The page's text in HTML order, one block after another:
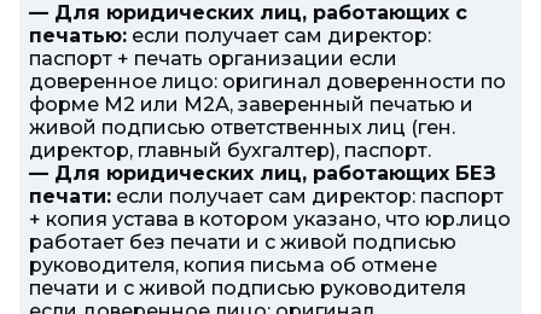
— Для юридических лиц, работающих с
печатью: если получает сам директор:
паспорт + печать организации если
доверенное лицо: оригинал доверенности по
форме М2 или М2А, заверенный печатью и
живой подписью ответственных лиц (ген.
директор, главный бухгалтер), паспорт.
— Для юридических лиц, работающих БЕЗ
печати: если получает сам директор: паспорт
+ копия устава в котором указано, что юр.лицо
работает без печати и с живой подписью
руководителя, копия письма об отмене
печати и с живой подписью руководителя